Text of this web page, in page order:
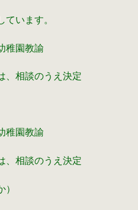
います。
稚園教諭
、相談のうえ決定
稚園教諭
、相談のうえ決定